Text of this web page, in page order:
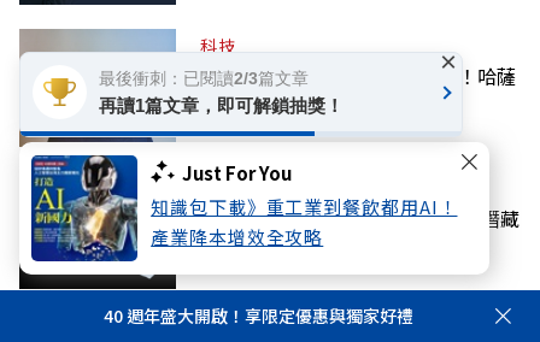
Just For You
知識包下載》重工業到餐飲都用AI！
產業降本增效全攻略
科技
害Google股價秒崩的人事地震！哈薩
比斯為何堅持實現AGI？
話題
軍公教年金改革8年了！退撫基金潛藏
負債持續增至2.9兆元
話題
40 週年盛大開啟！享限定優惠與獨家好禮
最後衝刺：已閱讀2/3篇文章
再讀1篇文章，即可解鎖抽獎！
×